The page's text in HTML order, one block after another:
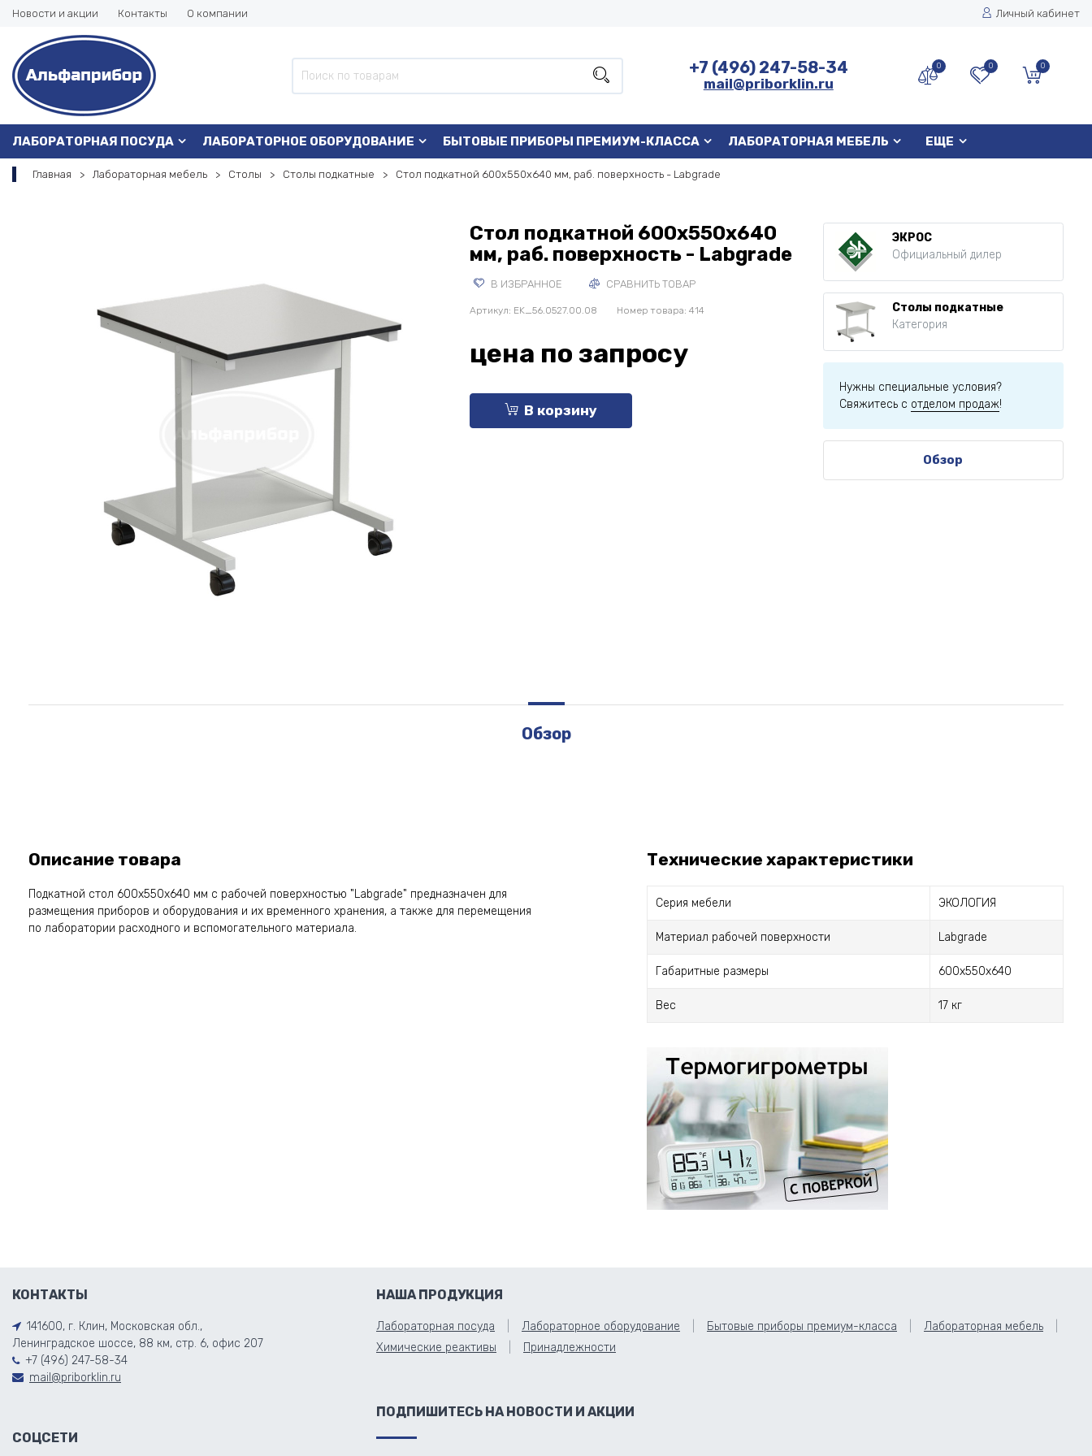
Новости и акции Контакты О компании Личный кабинет
+7 (496) 247-58-34
mail@priborklin.ru
0 0 0
ЛАБОРАТОРНАЯ ПОСУДА ЛАБОРАТОРНОЕ ОБОРУДОВАНИЕ БЫТОВЫЕ ПРИБОРЫ ПРЕМИУМ-КЛАССА ЛАБОРАТОРНАЯ МЕБЕЛЬ ЕЩЕ
Главная Лабораторная мебель Столы Столы подкатные Стол подкатной 600x550x640 мм, раб. поверхность - Labgrade
Стол подкатной 600x550x640
мм, раб. поверхность - Labgrade
В ИЗБРАННОЕ СРАВНИТЬ ТОВАР
Артикул: EK_56.0527.00.08 Номер товара: 414
цена по запросу
В корзину
ЭКРОС
Официальный дилер
Столы подкатные
Категория
Нужны специальные условия?
Свяжитесь с отделом продаж!
Обзор
Обзор
Описание товара
Подкатной стол 600x550x640 мм с рабочей поверхностью "Labgrade" предназначен для
размещения приборов и оборудования и их временного хранения, а также для перемещения
по лаборатории расходного и вспомогательного материала.
Технические характеристики
Серия мебели ЭКОЛОГИЯ
Материал рабочей поверхности Labgrade
Габаритные размеры 600x550x640
Вес 17 кг
КОНТАКТЫ
141600, г. Клин, Московская обл.,
Ленинградское шоссе, 88 км, стр. 6, офис 207
+7 (496) 247-58-34
mail@priborklin.ru
СОЦСЕТИ
НАША ПРОДУКЦИЯ
Лабораторная посуда Лабораторное оборудование Бытовые приборы премиум-класса
Лабораторная мебель
Химические реактивы
Принадлежности
ПОДПИШИТЕСЬ НА НОВОСТИ И АКЦИИ